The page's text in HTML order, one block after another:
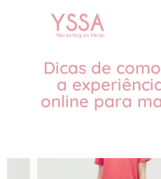
Dicas de
a
online para